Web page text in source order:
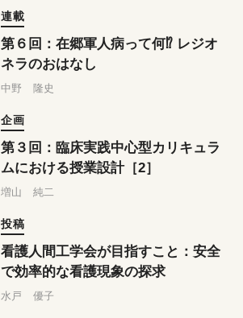
連載
第６回：在郷軍人病って何⁉ レジオ
ネラのおはなし
中野 隆史
企画
第３回：臨床実践中心型カリキュラ
ムにおける授業設計［2］
増山 純二
投稿
看護人間工学会が目指すこと：安全
で効率的な看護現象の探求
水戸 優子